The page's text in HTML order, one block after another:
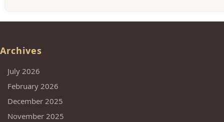
Archives
July 2026
February 2026
December 2025
November 2025